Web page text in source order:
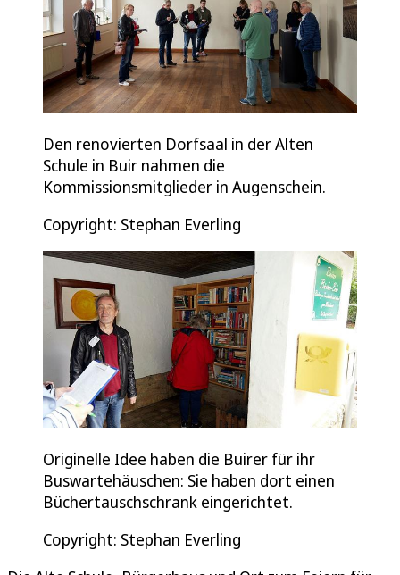
Den renovierten Dorfsaal in der Alten
Schule in Buir nahmen die
Kommissionsmitglieder in Augenschein.
Copyright: Stephan Everling
Originelle Idee haben die Buirer für ihr
Buswartehäuschen: Sie haben dort einen
Büchertauschschrank eingerichtet.
Copyright: Stephan Everling